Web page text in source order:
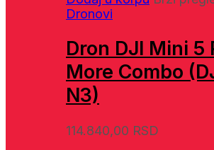
Dronovi
Dron DJI Mini 5
More Combo
N3)
114.840,00 RSD